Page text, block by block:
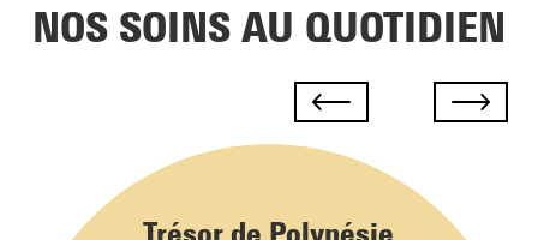
NOS SOINS AU QUOTIDIEN